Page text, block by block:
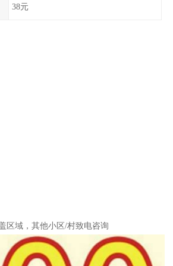
38元
区域，其他小区/村致电咨询